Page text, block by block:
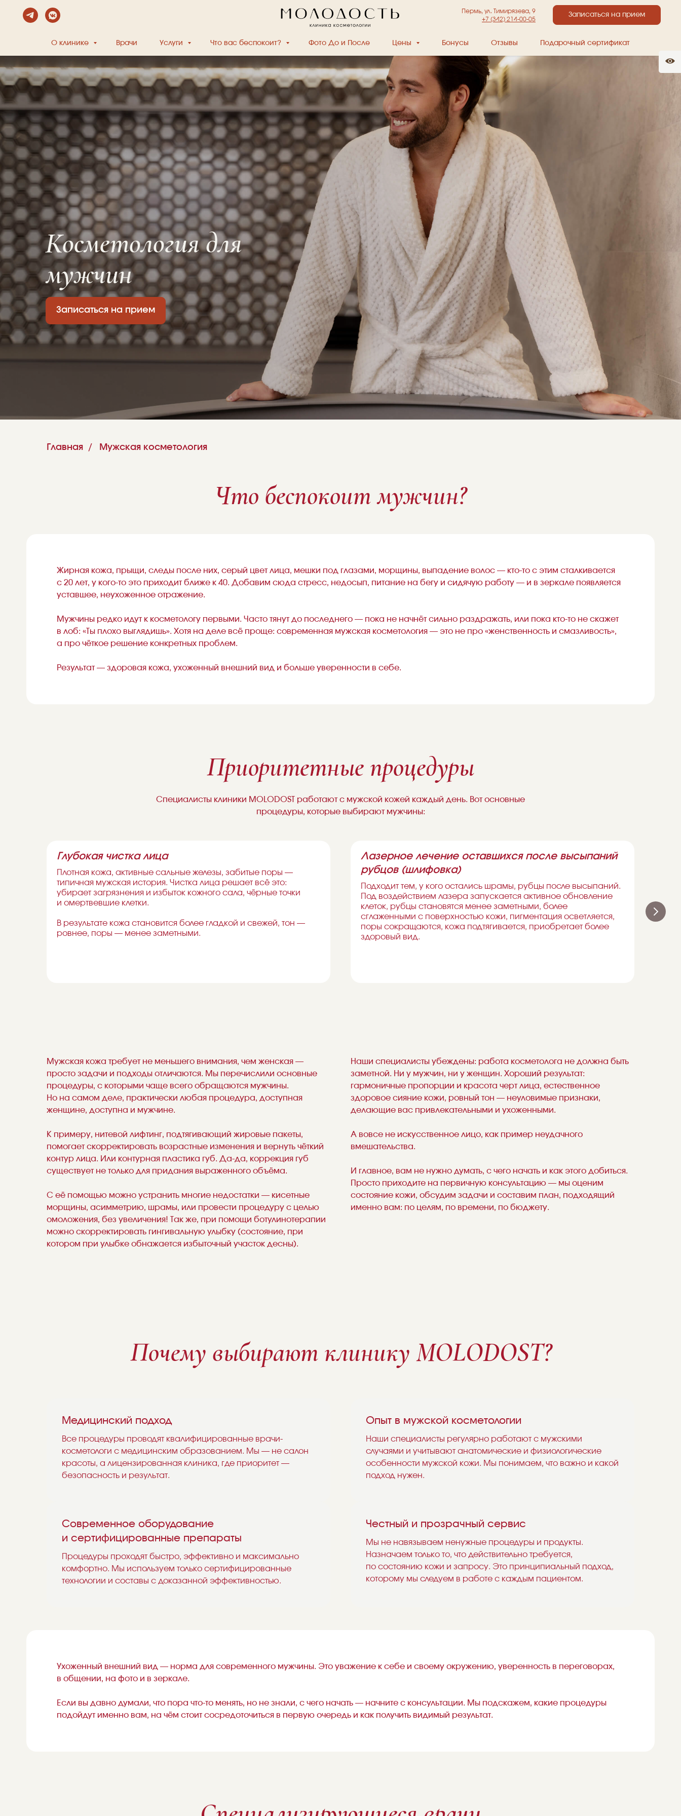
Пермь, ул. Тимирязева, 9
+7 (342) 214-00-05
Записаться на прием
О клинике Врачи Услуги Что вас беспокоит? Фото До и После Цены Бонусы Отзывы Подарочный сертификат
Косметология для
мужчин
Записаться на прием
Главная / Мужская косметология
Что беспокоит мужчин?
Жирная кожа, прыщи, следы после них, серый цвет лица, мешки под глазами, морщины, выпадение волос — кто-то с этим сталкивается
с 20 лет, у кого-то это приходит ближе к 40. Добавим сюда стресс, недосып, питание на бегу и сидячую работу — и в зеркале появляется
уставшее, неухоженное отражение.
Мужчины редко идут к косметологу первыми. Часто тянут до последнего — пока не начнёт сильно раздражать, или пока кто-то не скажет
в лоб: «Ты плохо выглядишь». Хотя на деле всё проще: современная мужская косметология — это не про «женственность и смазливость»,
а про чёткое решение конкретных проблем.
Результат — здоровая кожа, ухоженный внешний вид и больше уверенности в себе.
Приоритетные процедуры
Специалисты клиники MOLODOST работают с мужской кожей каждый день. Вот основные
процедуры, которые выбирают мужчины:
Глубокая чистка лица
Плотная кожа, активные сальные железы, забитые поры —
типичная мужская история. Чистка лица решает всё это:
убирает загрязнения и избыток кожного сала, чёрные точки
и омертвевшие клетки.
В результате кожа становится более гладкой и свежей, тон —
ровнее, поры — менее заметными.
Лазерное лечение оставшихся после высыпаний
рубцов (шлифовка)
Подходит тем, у кого остались шрамы, рубцы после высыпаний.
Под воздействием лазера запускается активное обновление
клеток, рубцы становятся менее заметными, более
сглаженными с поверхностью кожи, пигментация осветляется,
поры сокращаются, кожа подтягивается, приобретает более
здоровый вид.
Мужская кожа требует не меньшего внимания, чем женская —
просто задачи и подходы отличаются. Мы перечислили основные
процедуры, с которыми чаще всего обращаются мужчины.
Но на самом деле, практически любая процедура, доступная
женщине, доступна и мужчине.
К примеру, нитевой лифтинг, подтягивающий жировые пакеты,
помогает скорректировать возрастные изменения и вернуть чёткий
контур лица. Или контурная пластика губ. Да-да, коррекция губ
существует не только для придания выраженного объёма.
С её помощью можно устранить многие недостатки — кисетные
морщины, асимметрию, шрамы, или провести процедуру с целью
омоложения, без увеличения! Так же, при помощи ботулинотерапии
можно скорректировать гингивальную улыбку (состояние, при
котором при улыбке обнажается избыточный участок десны).
Наши специалисты убеждены: работа косметолога не должна быть
заметной. Ни у мужчин, ни у женщин. Хороший результат:
гармоничные пропорции и красота черт лица, естественное
здоровое сияние кожи, ровный тон — неуловимые признаки,
делающие вас привлекательными и ухоженными.
А вовсе не искусственное лицо, как пример неудачного
вмешательства.
И главное, вам не нужно думать, с чего начать и как этого добиться.
Просто приходите на первичную консультацию — мы оценим
состояние кожи, обсудим задачи и составим план, подходящий
именно вам: по целям, по времени, по бюджету.
Почему выбирают клинику MOLODOST?
Медицинский подход
Все процедуры проводят квалифицированные врачи-
косметологи с медицинским образованием. Мы — не салон
красоты, а лицензированная клиника, где приоритет —
безопасность и результат.
Опыт в мужской косметологии
Наши специалисты регулярно работают с мужскими
случаями и учитывают анатомические и физиологические
особенности мужской кожи. Мы понимаем, что важно и какой
подход нужен.
Современное оборудование
и сертифицированные препараты
Процедуры проходят быстро, эффективно и максимально
комфортно. Мы используем только сертифицированные
технологии и составы с доказанной эффективностью.
Честный и прозрачный сервис
Мы не навязываем ненужные процедуры и продукты.
Назначаем только то, что действительно требуется,
по состоянию кожи и запросу. Это принципиальный подход,
которому мы следуем в работе с каждым пациентом.
Ухоженный внешний вид — норма для современного мужчины. Это уважение к себе и своему окружению, уверенность в переговорах,
в общении, на фото и в зеркале.
Если вы давно думали, что пора что-то менять, но не знали, с чего начать — начните с консультации. Мы подскажем, какие процедуры
подойдут именно вам, на чём стоит сосредоточиться в первую очередь и как получить видимый результат.